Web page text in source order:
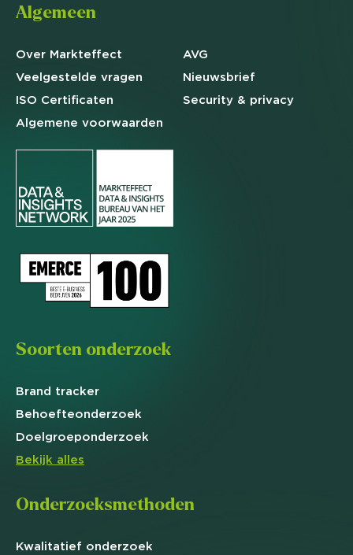
Algemeen
Over Markteffect
Veelgestelde vragen
ISO Certificaten
Algemene voorwaarden
AVG
Nieuwsbrief
Security & privacy
Soorten onderzoek
Brand tracker
Behoefteonderzoek
Doelgroeponderzoek
Bekijk alles
Onderzoeksmethoden
Kwalitatief onderzoek